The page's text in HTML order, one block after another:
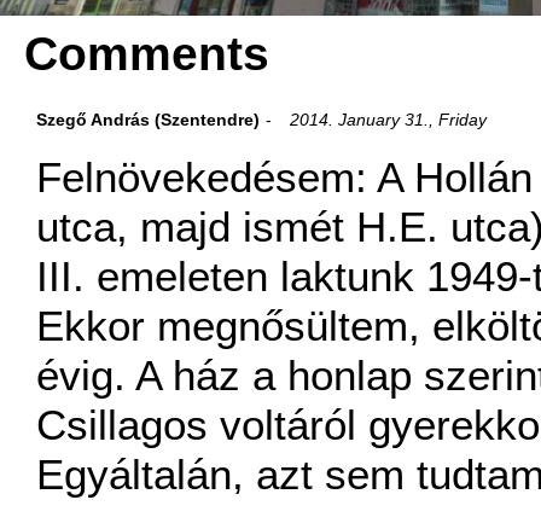
Comments
Szegő András (Szentendre) 2014. January 31., Friday
Felnövekedésem: A
utca, majd ismét H.E.
III. emeleten laktunk
Ekkor megnősültem,
évig. A ház a honlap
Csillagos voltáról
Egyáltalán, azt sem